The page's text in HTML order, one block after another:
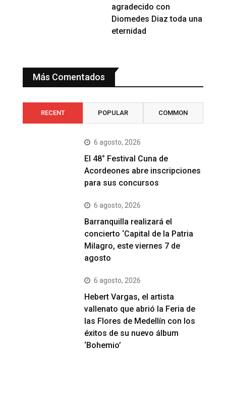
agradecido con
Diomedes Diaz toda una
eternidad
Más Comentados
RECENT POPULAR COMMON
6 agosto, 2026
El 48° Festival Cuna de
Acordeones abre inscripciones
para sus concursos
6 agosto, 2026
Barranquilla realizará el
concierto ‘Capital de la Patria
Milagro, este viernes 7 de
agosto
6 agosto, 2026
Hebert Vargas, el artista
vallenato que abrió la Feria de
las Flores de Medellín con los
éxitos de su nuevo álbum
‘Bohemio’